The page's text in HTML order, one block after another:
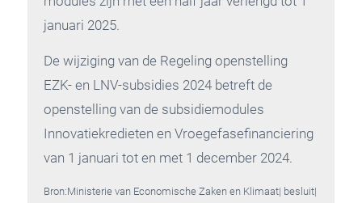
januari 2025.
De wijziging van de Regeling openstelling
EZK- en LNV-subsidies 2024 betreft de
openstelling van de subsidiemodules
Innovatiekredieten en Vroegefasefinanciering
van 1 januari tot en met 1 december 2024.
Bron:Ministerie van Economische Zaken en Klimaat| besluit|